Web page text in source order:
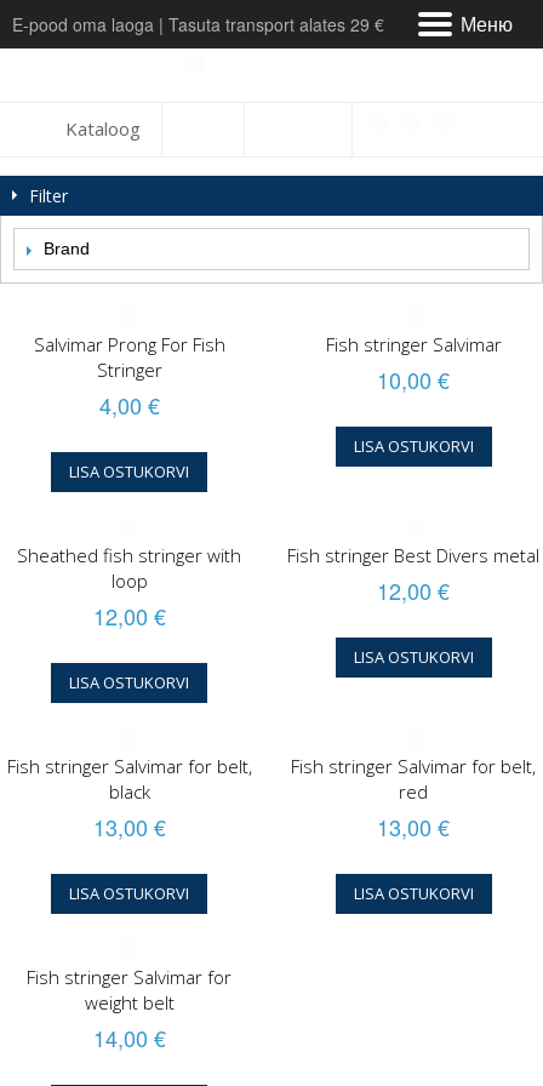
E-pood oma laoga | Tasuta transport alates 29 € Меню
Maksmine
Arvustused
Teeninduskeskus
Kataloog
Filter
Brand
Salvimar Prong For Fish
Stringer
4,00 €
LISA OSTUKORVI
Fish stringer Salvimar
10,00 €
LISA OSTUKORVI
Sheathed fish stringer with
loop
12,00 €
LISA OSTUKORVI
Fish stringer Best Divers metal
12,00 €
LISA OSTUKORVI
Fish stringer Salvimar for belt,
black
13,00 €
LISA OSTUKORVI
Fish stringer Salvimar for belt,
red
13,00 €
LISA OSTUKORVI
Fish stringer Salvimar for
weight belt
14,00 €